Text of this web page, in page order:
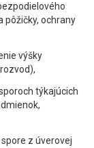
pôžičky, ochrany
výšky
týkajúcich
spore z úverovej